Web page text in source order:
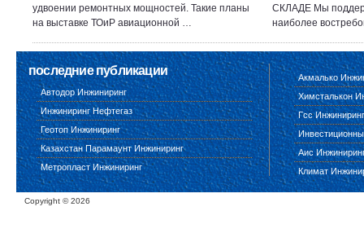
удвоении ремонтных мощностей. Такие планы
на выставке ТОиР авиационной …
СКЛАДЕ Мы
наиболее
последние публикации
Автодор Инжиниринг
Инжиниринг Нефтегаз
Геотоп Инжиниринг
Казахстан Парамаунт Инжиниринг
Метропласт Инжиниринг
Акмалько
Химсталькон
Гсс Инжиниринг
Аис
Климат
Copyright ©2026